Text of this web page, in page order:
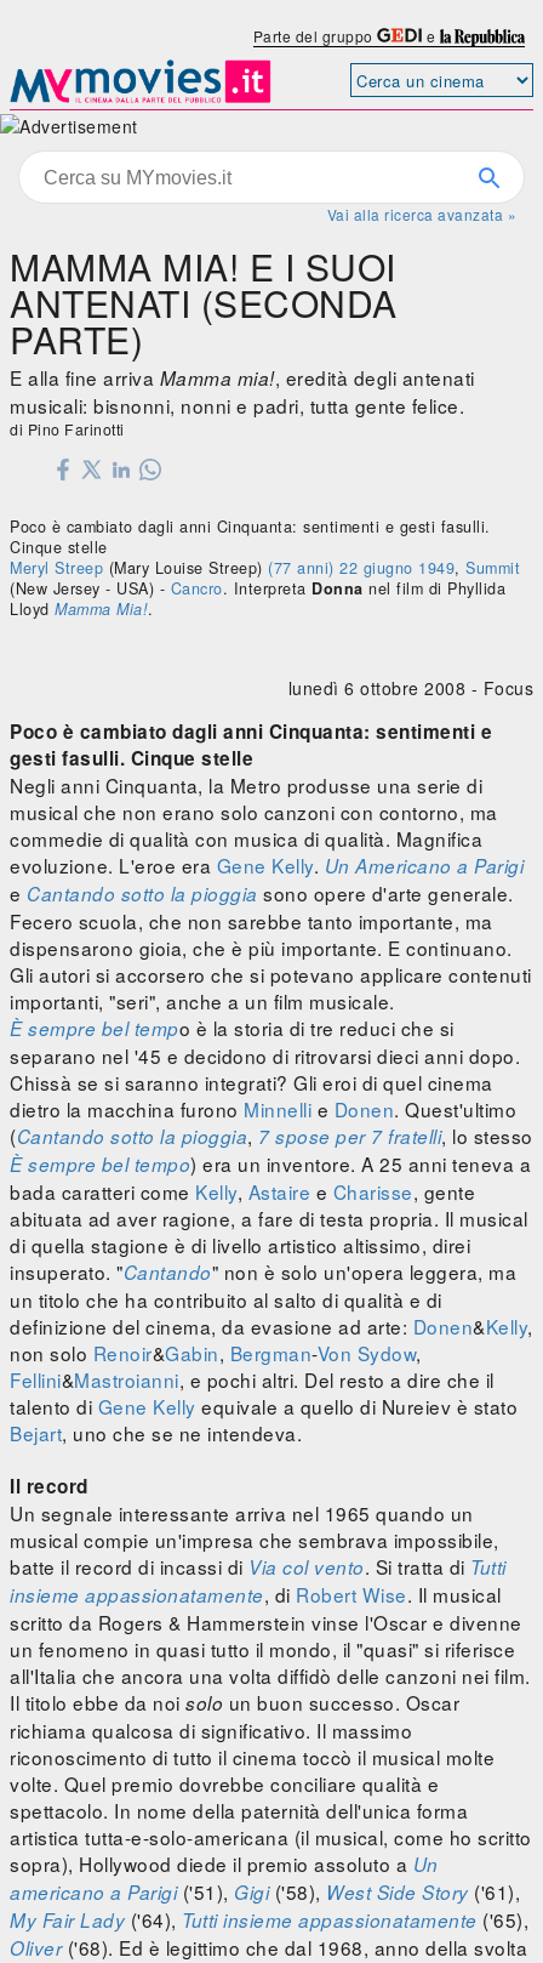
Parte del gruppo e
Vai alla ricerca avanzata »
MAMMA MIA! E I SUOI
ANTENATI (SECONDA
PARTE)
E alla fine arriva Mamma mia!, eredità degli antenati
musicali: bisnonni, nonni e padri, tutta gente felice.
di Pino Farinotti
Poco è cambiato dagli anni Cinquanta: sentimenti e gesti fasulli.
Cinque stelle
Meryl Streep (Mary Louise Streep) (77 anni) 22 giugno 1949, Summit
(New Jersey - USA) - Cancro. Interpreta Donna nel film di Phyllida
Lloyd Mamma Mia!.
lunedì 6 ottobre 2008 - Focus
Poco è cambiato dagli anni Cinquanta: sentimenti e
gesti fasulli. Cinque stelle
Negli anni Cinquanta, la Metro produsse una serie di
musical che non erano solo canzoni con contorno, ma
commedie di qualità con musica di qualità. Magnifica
evoluzione. L'eroe era Gene Kelly. Un Americano a Parigi
e Cantando sotto la pioggia sono opere d'arte generale.
Fecero scuola, che non sarebbe tanto importante, ma
dispensarono gioia, che è più importante. E continuano.
Gli autori si accorsero che si potevano applicare contenuti
importanti, "seri", anche a un film musicale.
È sempre bel tempo è la storia di tre reduci che si
separano nel '45 e decidono di ritrovarsi dieci anni dopo.
Chissà se si saranno integrati? Gli eroi di quel cinema
dietro la macchina furono Minnelli e Donen. Quest'ultimo
(Cantando sotto la pioggia, 7 spose per 7 fratelli, lo stesso
È sempre bel tempo) era un inventore. A 25 anni teneva a
bada caratteri come Kelly, Astaire e Charisse, gente
abituata ad aver ragione, a fare di testa propria. Il musical
di quella stagione è di livello artistico altissimo, direi
insuperato. "Cantando" non è solo un'opera leggera, ma
un titolo che ha contribuito al salto di qualità e di
definizione del cinema, da evasione ad arte: Donen&Kelly,
non solo Renoir&Gabin, Bergman-Von Sydow,
Fellini&Mastroianni, e pochi altri. Del resto a dire che il
talento di Gene Kelly equivale a quello di Nureiev è stato
Bejart, uno che se ne intendeva.
Il record
Un segnale interessante arriva nel 1965 quando un
musical compie un'impresa che sembrava impossibile,
batte il record di incassi di Via col vento. Si tratta di Tutti
insieme appassionatamente, di Robert Wise. Il musical
scritto da Rogers & Hammerstein vinse l'Oscar e divenne
un fenomeno in quasi tutto il mondo, il "quasi" si riferisce
all'Italia che ancora una volta diffidò delle canzoni nei film.
Il titolo ebbe da noi solo un buon successo. Oscar
richiama qualcosa di significativo. Il massimo
riconoscimento di tutto il cinema toccò il musical molte
volte. Quel premio dovrebbe conciliare qualità e
spettacolo. In nome della paternità dell'unica forma
artistica tutta-e-solo-americana (il musical, come ho scritto
sopra), Hollywood diede il premio assoluto a Un
americano a Parigi('51), Gigi('58), West Side Story ('61),
My Fair Lady ('64), Tutti insieme appassionatamente ('65),
Oliver('68). Ed è legittimo che dal 1968, anno della svolta